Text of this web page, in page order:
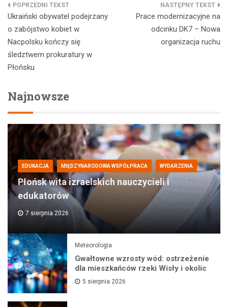
Nawigacja
wpisu
Ukraiński obywatel podejrzany
o zabójstwo kobiet w
Nacpolsku kończy się
śledztwem prokuratury w
Płońsku
Prace modernizacyjne na
odcinku DK7 – Nowa
organizacja ruchu
Najnowsze
EDUKACJA MIĘDZYNARODOWA WSPÓŁPRACA WYDARZENIA
Płońsk wita izraelskich nauczycieli i
edukatorów
7 sierpnia 2026
Meteorologia
Gwałtowne wzrosty wód: ostrzeżenie
dla mieszkańców rzeki Wisły i okolic
5 sierpnia 2026